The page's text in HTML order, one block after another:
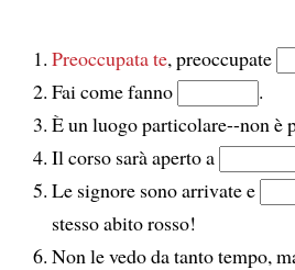
Preoccupata te, preoccupate
Fai come fanno
.
È un luogo particolare--non è
Il corso sarà aperto a
Le signore sono arrivate e
stesso abito rosso!
Non le vedo da tanto tempo,